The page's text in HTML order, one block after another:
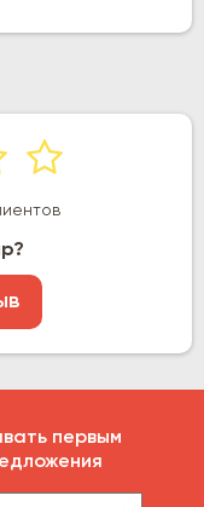
первым